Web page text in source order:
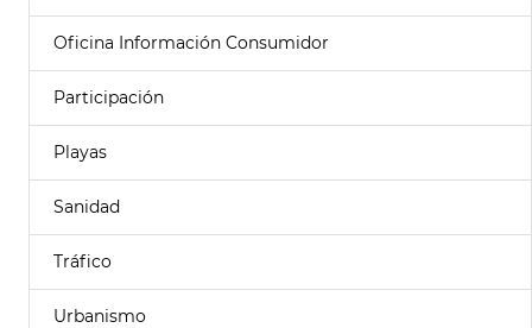
Oficina Información Consumidor
Participación
Playas
Sanidad
Tráfico
Urbanismo